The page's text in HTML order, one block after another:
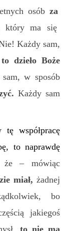
osóbza
który ma się
Każdy sam,
dzieło Boże
w sposób
Każdy sam
współpracę
to naprawdę
że – mówiąc
miał,żadnej
bo
jakiegoś
to nie ma